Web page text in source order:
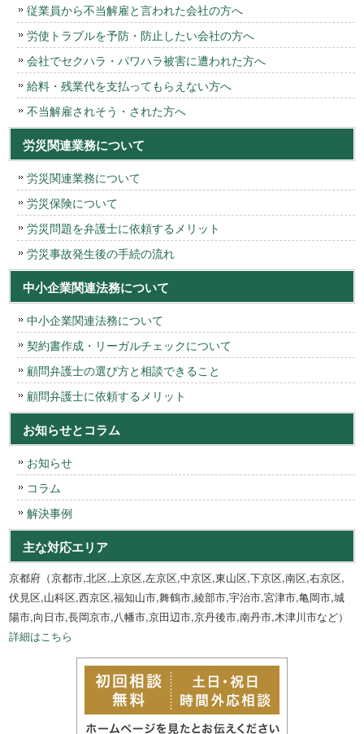
従業員から不当解雇と言われた会社の方へ
労使トラブルを予防・防止したい会社の方へ
会社でセクハラ・パワハラ被害に遭われた方へ
給料・残業代を支払ってもらえない方へ
不当解雇されそう・された方へ
労災関連業務について
労災関連業務について
労災保険について
労災問題を弁護士に依頼するメリット
労災事故発生後の手続の流れ
中小企業関連法務について
中小企業関連法務について
契約書作成・リーガルチェックについて
顧問弁護士の選び方と相談できること
顧問弁護士に依頼するメリット
お知らせとコラム
お知らせ
コラム
解決事例
主な対応エリア
京都府（京都市,北区,上京区,左京区,中京区,東山区,下京区,南区,右京区,
伏見区,山科区,西京区,福知山市,舞鶴市,綾部市,宇治市,宮津市,亀岡市,城
陽市,向日市,長岡京市,八幡市,京田辺市,京丹後市,南丹市,木津川市など）
詳細はこちら